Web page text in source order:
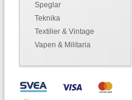
Speglar
Teknika
Textilier & Vintage
Vapen & Militaria